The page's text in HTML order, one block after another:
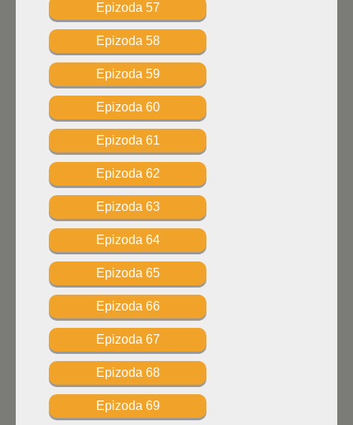
Epizoda 57
Epizoda 58
Epizoda 59
Epizoda 60
Epizoda 61
Epizoda 62
Epizoda 63
Epizoda 64
Epizoda 65
Epizoda 66
Epizoda 67
Epizoda 68
Epizoda 69